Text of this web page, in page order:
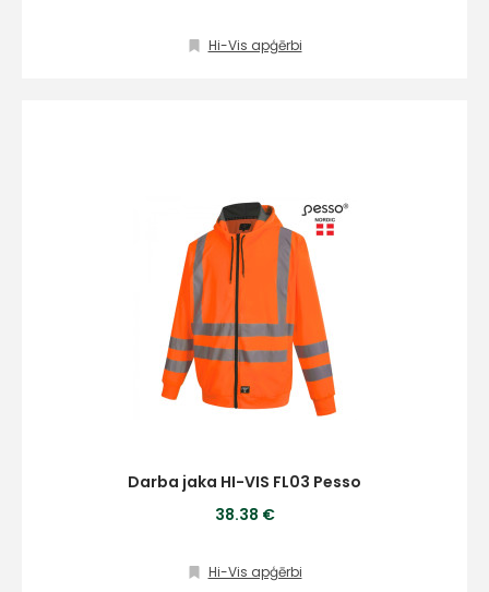
Hi-Vis apģērbi
Darba jaka HI-VIS FL03 Pesso
38.38 €
Hi-Vis apģērbi